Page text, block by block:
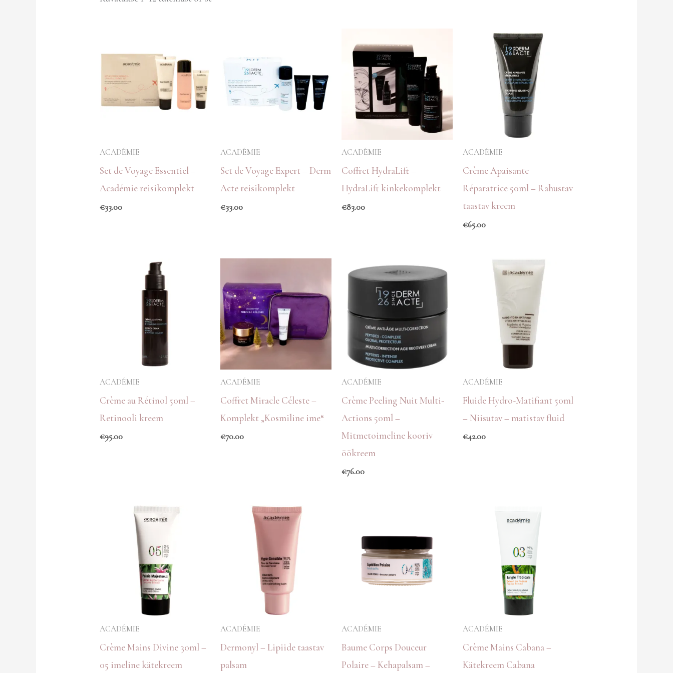
ACADÉMIE
Set de Voyage Essentiel –
Académie reisikomplekt
€33.00
ACADÉMIE
Set de Voyage Expert – Derm
Acte reisikomplekt
€33.00
ACADÉMIE
Coffret HydraLift –
HydraLift kinkekomplekt
€83.00
ACADÉMIE
Crème Apaisante
Réparatrice 50ml – Rahustav
taastav kreem
€65.00
ACADÉMIE
Crème au Rétinol 50ml –
Retinooli kreem
€95.00
ACADÉMIE
Coffret Miracle Céleste –
Komplekt „Kosmiline ime“
€70.00
ACADÉMIE
Crème Peeling Nuit Multi-
Actions 50ml –
Mitmetoimeline kooriv
öökreem
€76.00
ACADÉMIE
Fluide Hydro-Matifiant 50ml
– Niisutav – matistav fluid
€42.00
ACADÉMIE
Crème Mains Divine 30ml –
05 imeline kätekreem
ACADÉMIE
Dermonyl – Lipiide taastav
palsam
ACADÉMIE
Baume Corps Douceur
Polaire – Kehapalsam –
ACADÉMIE
Crème Mains Cabana –
Kätekreem Cabana